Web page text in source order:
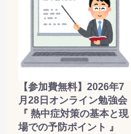
【参加費無料】2026年7
月28日オンライン勉強会
『 熱中症対策の基本と現
場での予防ポイント 』